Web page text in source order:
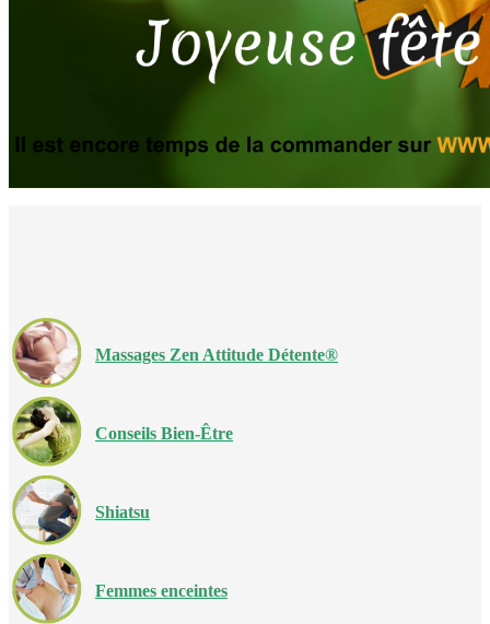
Massages Zen Attitude Détente®
Conseils Bien-Être
Shiatsu
Femmes enceintes